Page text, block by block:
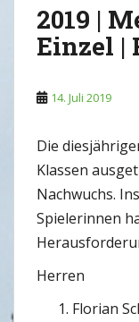
2019 |
Einzel |
14. Juli 2019
Die
Klassen
Nachwuchs.
Spielerinnen
Herren
Florian